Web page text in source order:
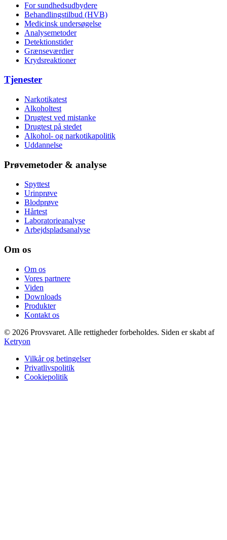
For sundhedsudbydere
Behandlingstilbud (HVB)
Medicinsk undersøgelse
Analysemetoder
Detektionstider
Grænseværdier
Krydsreaktioner
Tjenester
Narkotikatest
Alkoholtest
Drugtest ved mistanke
Drugtest på stedet
Alkohol- og narkotikapolitik
Uddannelse
Prøvemetoder & analyse
Spyttest
Urinprøve
Blodprøve
Hårtest
Laboratorieanalyse
Arbejdspladsanalyse
Om os
Om os
Vores partnere
Viden
Downloads
Produkter
Kontakt os
© 2026 Provsvaret. Alle rettigheder forbeholdes. Siden er skabt af
Ketryon
Vilkår og betingelser
Privatlivspolitik
Cookiepolitik